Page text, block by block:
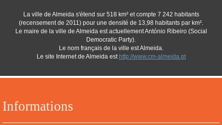
Informations
La ville de Almeida s'étend sur 518 km² et compte 7 242 habitants
(recensement de 2011) pour une densité de 13,98 habitants par km².
Le maire de la ville de Almeida est actuellement António Ribeiro (Social
Democratic Party).
Le nom français de la ville est Almeida.
Le site Internet de Almeida est http://www.cm-almeida.pt